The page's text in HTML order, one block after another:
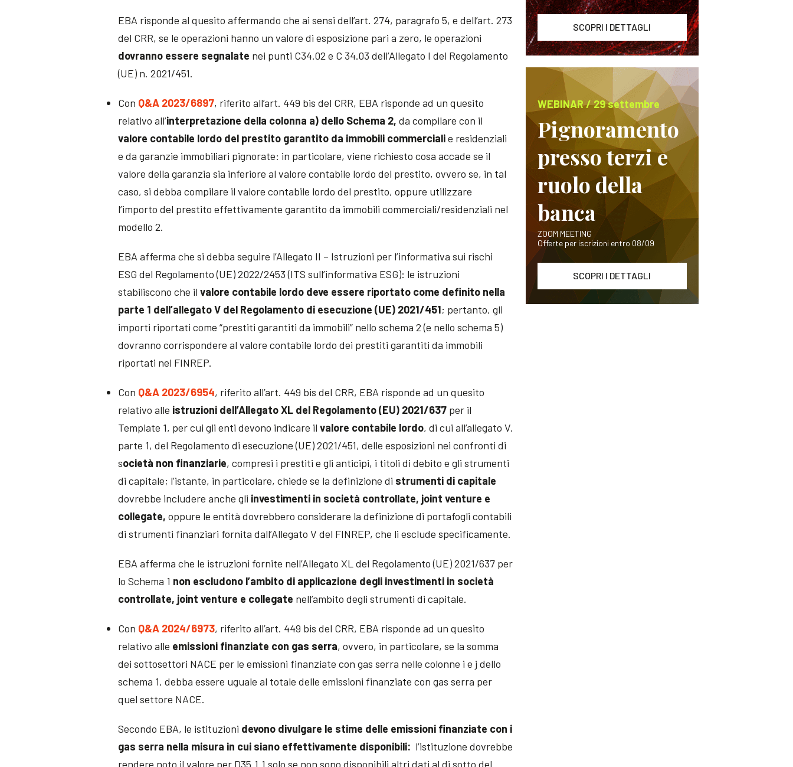
EBA risponde al quesito affermando che ai sensi dell’art. 274, paragrafo 5, e dell’art. 273
del CRR, se le operazioni hanno un valore di esposizione pari a zero, le operazioni
dovranno essere segnalate nei punti C34.02 e C 34.03 dell’Allegato I del Regolamento
(UE) n. 2021/451.
Con Q&A 2023/6897, riferito all’art. 449 bis del CRR, EBA risponde ad un quesito
relativo all’interpretazione della colonna a) dello Schema 2, da compilare con il
valore contabile lordo del prestito garantito da immobili commercialie residenziali
e da garanzie immobiliari pignorate: in particolare, viene richiesto cosa accade se il
valore della garanzia sia inferiore al valore contabile lordo del prestito, ovvero se, in tal
caso, si debba compilare il valore contabile lordo del prestito, oppure utilizzare
l’importo del prestito effettivamente garantito da immobili commerciali/residenziali nel
modello 2.
EBA afferma che si debba seguire l’Allegato II – Istruzioni per l’informativa sui rischi
ESG del Regolamento (UE) 2022/2453 (ITS sull’informativa ESG): le istruzioni
stabiliscono che ilvalore contabile lordo deve essere riportato come definito nella
parte 1 dell’allegato V del Regolamento di esecuzione (UE) 2021/451; pertanto, gli
importi riportati come “prestiti garantiti da immobili” nello schema 2 (e nello schema 5)
dovranno corrispondere al valore contabile lordo dei prestiti garantiti da immobili
riportati nel FINREP.
Con Q&A 2023/6954, riferito all’art. 449 bis del CRR, EBA risponde ad un quesito
relativo alle istruzioni dell’Allegato XL del Regolamento (EU) 2021/637 per il
Template 1, per cui gli enti devono indicare ilvalore contabile lordo, di cui all’allegato V,
parte 1, del Regolamento di esecuzione (UE) 2021/451, delle esposizioni nei confronti di
società non finanziarie, compresi i prestiti e gli anticipi, i titoli di debito e gli strumenti
di capitale; l’istante, in particolare, chiede se la definizione di strumenti di capitale
dovrebbe includere anche gli investimenti in società controllate, joint venture e
collegate, oppure le entità dovrebbero considerare la definizione di portafogli contabili
di strumenti finanziari fornita dall’Allegato V del FINREP, che li esclude specificamente.
EBA afferma che le istruzioni fornite nell’Allegato XL del Regolamento (UE) 2021/637 per
lo Schema 1 non escludono l’ambito di applicazione degli investimenti in società
controllate, joint venture e collegate nell’ambito degli strumenti di capitale.
Con Q&A 2024/6973, riferito all’art. 449 bis del CRR, EBA risponde ad un quesito
relativo alle emissioni finanziate con gas serra, ovvero, in particolare, se la somma
dei sottosettori NACE per le emissioni finanziate con gas serra nelle colonne i e j dello
schema 1, debba essere uguale al totale delle emissioni finanziate con gas serra per
quel settore NACE.
Secondo EBA, le istituzioni devono divulgare le stime delle emissioni finanziate con i
gas serra nella misura in cui siano effettivamente disponibili: l’istituzione dovrebbe
rendere noto il valore per D35.1.1 solo se non sono disponibili altri dati al di sotto del
SCOPRI I DETTAGLI
WEBINAR / 29 settembre
Pignoramento
presso terzi e
ruolo della
banca
ZOOM MEETING
Offerte per iscrizioni entro 08/09
SCOPRI I DETTAGLI